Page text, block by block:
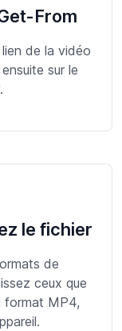
From
de la vidéo
sur le
le fichier
de
ceux que
format MP4,